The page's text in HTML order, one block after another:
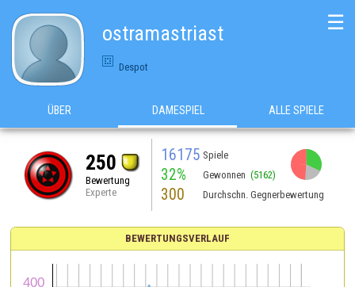
ostramastriast
Despot
☰
ÜBER DAMESPIEL ALLE SPIELE
250
Bewertung
Experte
16175 Spiele
32% Gewonnen (5162)
300 Durchschn. Gegnerbewertung
BEWERTUNGSVERLAUF